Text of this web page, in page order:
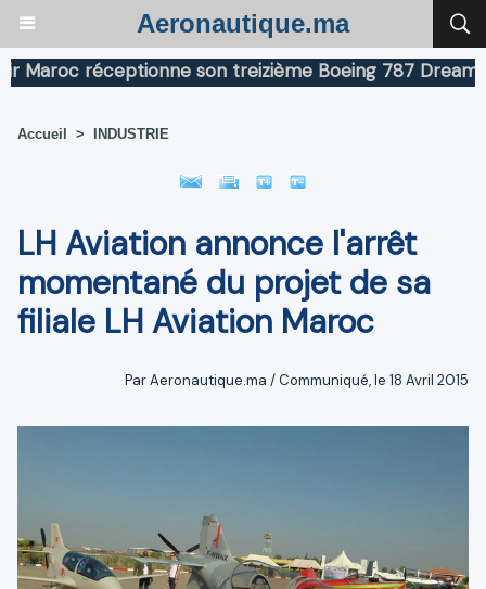
Aeronautique.ma
réceptionne son treizième Boeing 787 Dreamliner
Accueil > INDUSTRIE
LH Aviation annonce l'arrêt
momentané du projet de sa
filiale LH Aviation Maroc
Par Aeronautique.ma / Communiqué, le 18 Avril 2015